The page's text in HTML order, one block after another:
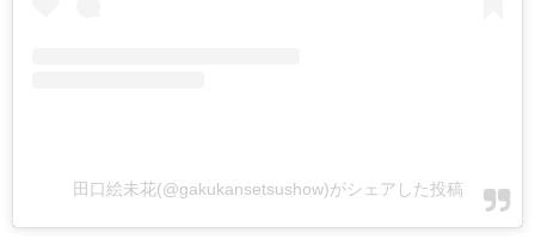
田口絵未花(@gakukansetsushow)がシェアした投稿